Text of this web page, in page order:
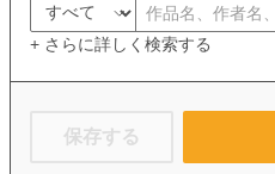
+ さらに詳しく検索する
保存する